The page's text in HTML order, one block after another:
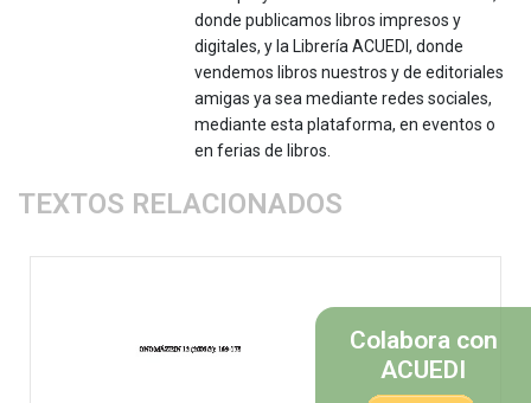
donde publicamos libros impresos y
digitales, y la Librería ACUEDI, donde
vendemos libros nuestros y de editoriales
amigas ya sea mediante redes sociales,
mediante esta plataforma, en eventos o
en ferias de libros.
TEXTOS RELACIONADOS
Colabora con
ACUEDI